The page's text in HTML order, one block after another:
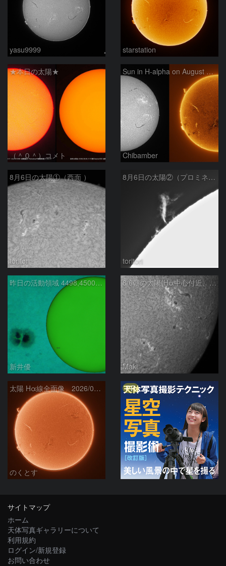
yasu9999 starstation
★本日の太陽★
（＾０＾）コメト
Sun in H-alpha on August 6, 2026
Chibamber
8月6日の太陽①（西面 ）
toritori
8月6日の太陽②（プロミネン北東縁 ）
toritori
昨日の活動領域 4498,4500：2026/08/05
新井優
8/6朝の太陽(Hα中心付近、4498、4502付近)
Maki
太陽 Hα線全面像 2026/08/06
のくとす
PR
サイトマップ
ホーム
天体写真ギャラリーについて
利用規約
ログイン/新規登録
お問い合わせ